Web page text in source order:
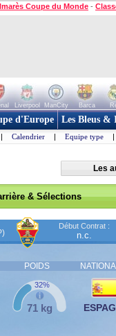
Coupe du Monde -
Liverpool ManCity Barca
d'Europe Les Bleus &
| Calendrier | Equipe type |
Les
& Sélections
Début Contrat :
n.c.
POIDS
71 kg
32%